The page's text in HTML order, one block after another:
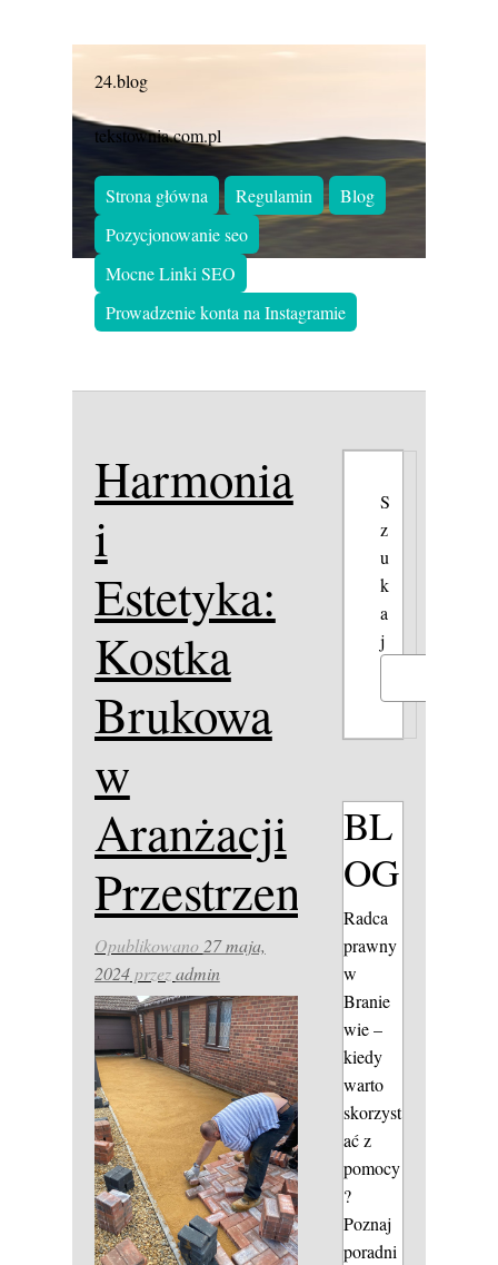
24.blog
tekstownia.com.pl
Strona główna Regulamin
Blog
Pozycjonowanie seo
Mocne Linki SEO
Prowadzenie konta na Instagramie
Harmonia
i
Estetyka:
Kostka
Brukowa
w
Aranżacji
Przestrzeni
Opublikowano 27 maja,
2024przezadmin
S
z
u
k
a
j
BL
OG
Radca
prawny
w
Branie
wie –
kiedy
warto
skorzyst
ać z
pomocy
?
Poznaj
poradni